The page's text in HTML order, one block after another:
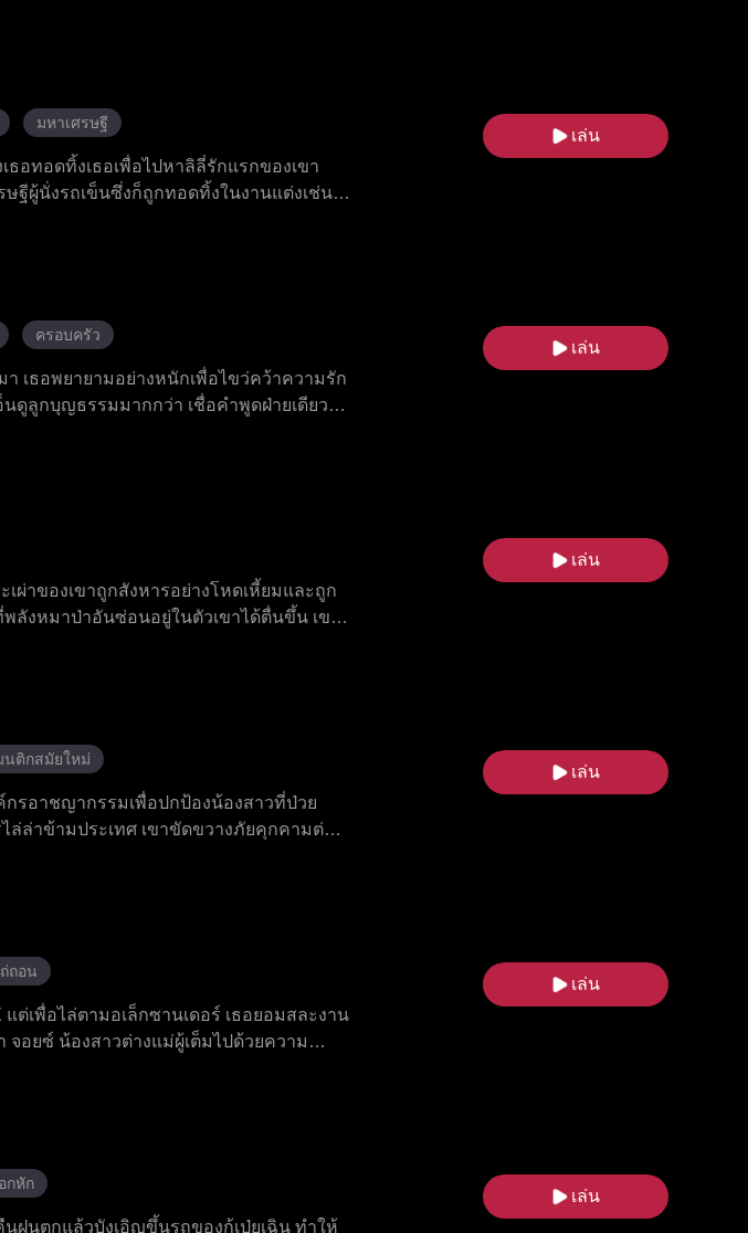
มหาเศรษฐี
ทอดทิ้งเธอเพื่อไปหาลิลี่รักแรกของเขา
ษฐีผู้นั่งรถเข็นซึ่งก็ถูกทอดทิ้งในงานแต่งเช่น
ละตัวจริงของเขาคือผู้ครอบครองอำนาจลับ
รแต่งงานตามสัญญาของทั้งสองจึงเปลี่ยน
ชัยชนะทั้งด้านงานและความรัก
เล่น
ครอบครัว
เธอพยายามอย่างหนักเพื่อไขว่คว้าความรัก
ดูลูกบุญธรรมมากกว่า เชื่อคำพูดฝ่ายเดียว
เล่น
ผ่าของเขาถูกสังหารอย่างโหดเหี้ยมและถูก
ลังหมาป่าอันซ่อนอยู่ในตัวเขาได้ตื่นขึ้น เขา
เลียนเป็นผู้อยู่เบื้องหลังการกบฏ เมื่อออเร
หนือเพื่อค้นหาวิธีรักษา เขาสามารถลบคำ
าคืน
เล่น
นติกสมัยใหม่
กรอาชญากรรมเพื่อปกป้องน้องสาวที่ป่วย
ล่ล่าข้ามประเทศ เขาขัดขวางภัยคุกคามต่อ
เอสได้เปิดเผยความจริงเกี่ยวกับการจับคู่
รเสียสละและการคลายความเข้าใจผิด เซี่ย
เล่น
ถอน
ต่เพื่อไล่ตามอเล็กซานเดอร์ เธอยอมสละงาน
จอยซ์ น้องสาวต่างแม่ผู้เต็มไปด้วยความ
เล่น
อกหัก
ฝนตกแล้วบังเอิญขึ้นรถของกู้เป่ยเฉิน ทำให้
เล่น